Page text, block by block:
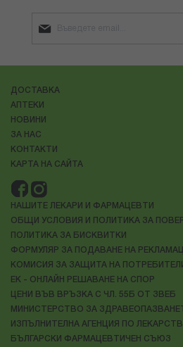
ДОСТАВКА
АПТЕКИ
НОВИНИ
ЗА НАС
КОНТАКТИ
КАРТА НА САЙТА
НАШИТЕ ЛЕКАРИ И ФАРМАЦЕВТИ
ОБЩИ УСЛОВИЯ И ПОЛИТИКА ЗА
ПОЛИТИКА ЗА БИСКВИТКИ
ФОРМУЛЯР ЗА ПОДАВАНЕ НА
КОМИСИЯ ЗА ЗАЩИТА НА
ЕК - ОНЛАЙН РЕШАВАНЕ НА СПОР
ЦЕНИ ВЪВ ВРЪЗКА С ЧЛ. 55Б ОТ ЗВЕБ
МИНИСТЕРСТВО ЗА
ИЗПЪЛНИТЕЛНА АГЕНЦИЯ ПО
БЪЛГАРСКИ ФАРМАЦЕВТИЧЕН СЪЮЗ